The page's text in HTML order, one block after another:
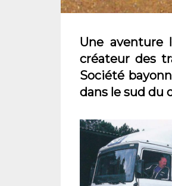
Une aventure
créateur des
Société
dans le sud du